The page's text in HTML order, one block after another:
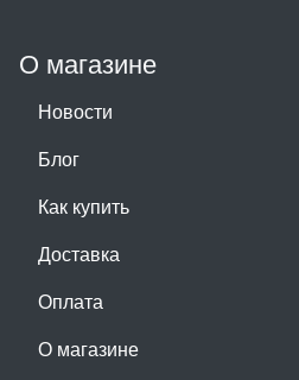
О магазине
Новости
Блог
Как купить
Доставка
Оплата
О магазине